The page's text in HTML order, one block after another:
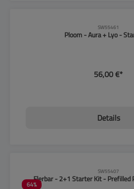
SW55461
Ploom - Aura + Lyo -
56,00 €*
Details
64%
SW55407
Flerbar - 2+1 Starter Kit - Prefilled